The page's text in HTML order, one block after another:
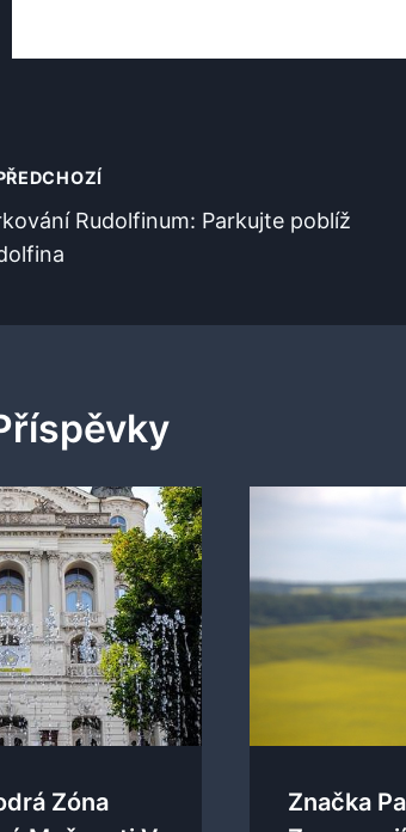
Rudolfinum: Parkujte poblíž
Zóna
Značka